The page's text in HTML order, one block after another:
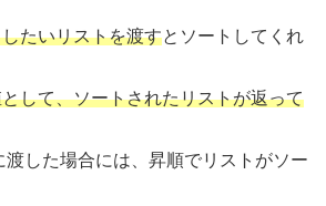
たいリストを渡すとソートしてくれ
して、ソートされたリストが返って
渡した場合には、昇順でリストがソー